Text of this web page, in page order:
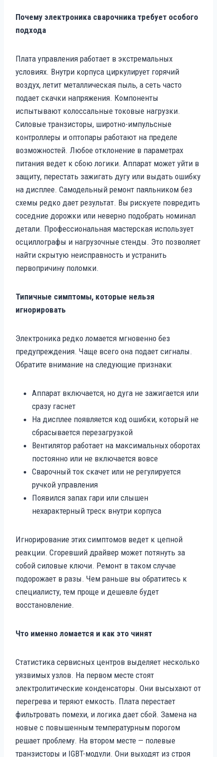
Почему электроника сварочника требует особого
подхода
Плата управления работает в экстремальных
условиях. Внутри корпуса циркулирует горячий
воздух, летит металлическая пыль, а сеть часто
подает скачки напряжения. Компоненты
испытывают колоссальные токовые нагрузки.
Силовые транзисторы, широтно-импульсные
контроллеры и оптопары работают на пределе
возможностей. Любое отклонение в параметрах
питания ведет к сбою логики. Аппарат может уйти в
защиту, перестать зажигать дугу или выдать ошибку
на дисплее. Самодельный ремонт паяльником без
схемы редко дает результат. Вы рискуете повредить
соседние дорожки или неверно подобрать номинал
детали. Профессиональная мастерская использует
осциллографы и нагрузочные стенды. Это позволяет
найти скрытую неисправность и устранить
первопричину поломки.
Типичные симптомы, которые нельзя
игнорировать
Электроника редко ломается мгновенно без
предупреждения. Чаще всего она подает сигналы.
Обратите внимание на следующие признаки:
Аппарат включается, но дуга не зажигается или
сразу гаснет
На дисплее появляется код ошибки, который не
сбрасывается перезагрузкой
Вентилятор работает на максимальных оборотах
постоянно или не включается вовсе
Сварочный ток скачет или не регулируется
ручкой управления
Появился запах гари или слышен
нехарактерный треск внутри корпуса
Игнорирование этих симптомов ведет к цепной
реакции. Сгоревший драйвер может потянуть за
собой силовые ключи. Ремонт в таком случае
подорожает в разы. Чем раньше вы обратитесь к
специалисту, тем проще и дешевле будет
восстановление.
Что именно ломается и как это чинят
Статистика сервисных центров выделяет несколько
уязвимых узлов. На первом месте стоят
электролитические конденсаторы. Они высыхают от
перегрева и теряют емкость. Плата перестает
фильтровать помехи, и логика дает сбой. Замена на
новые с повышенным температурным порогом
решает проблему. На втором месте — полевые
транзисторы и IGBT-модули. Они выходят из строя